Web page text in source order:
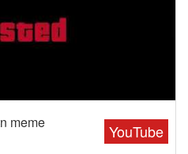
YouTube
meme